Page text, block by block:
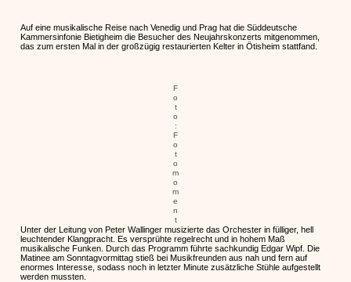
Auf eine musikalische Reise nach Venedig und Prag hat die Süddeutsche
Kammersinfonie Bietigheim die Besucher des Neujahrskonzerts mitgenommen,
das zum ersten Mal in der großzügig restaurierten Kelter in Ötisheim stattfand.
F
o
t
o
:
F
o
t
o
m
o
m
e
n
t
Unter der Leitung von Peter Wallinger musizierte das Orchester in fülliger, hell
leuchtender Klangpracht. Es versprühte regelrecht und in hohem Maß
musikalische Funken. Durch das Programm führte sachkundig Edgar Wipf. Die
Matinee am Sonntagvormittag stieß bei Musikfreunden aus nah und fern auf
enormes Interesse, sodass noch in letzter Minute zusätzliche Stühle aufgestellt
werden mussten.